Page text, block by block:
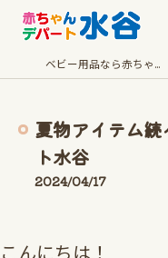
ベビー用品なら赤ちゃんデパート水谷
夏物アイテム
ト水谷
2024/04/17